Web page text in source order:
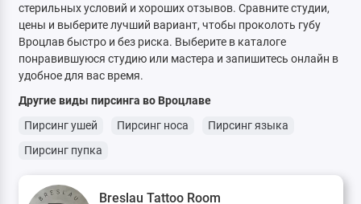
стерильных условий и хороших отзывов. Сравните студии,
цены и выберите лучший вариант, чтобы проколоть губу
Вроцлав быстро и без риска. Выберите в каталоге
понравившуюся студию или мастера и запишитесь онлайн в
удобное для вас время.
Другие виды пирсинга во Вроцлаве
Пирсинг ушей
Пирсинг носа
Пирсинг языка
Пирсинг пупка
Breslau Tattoo Room